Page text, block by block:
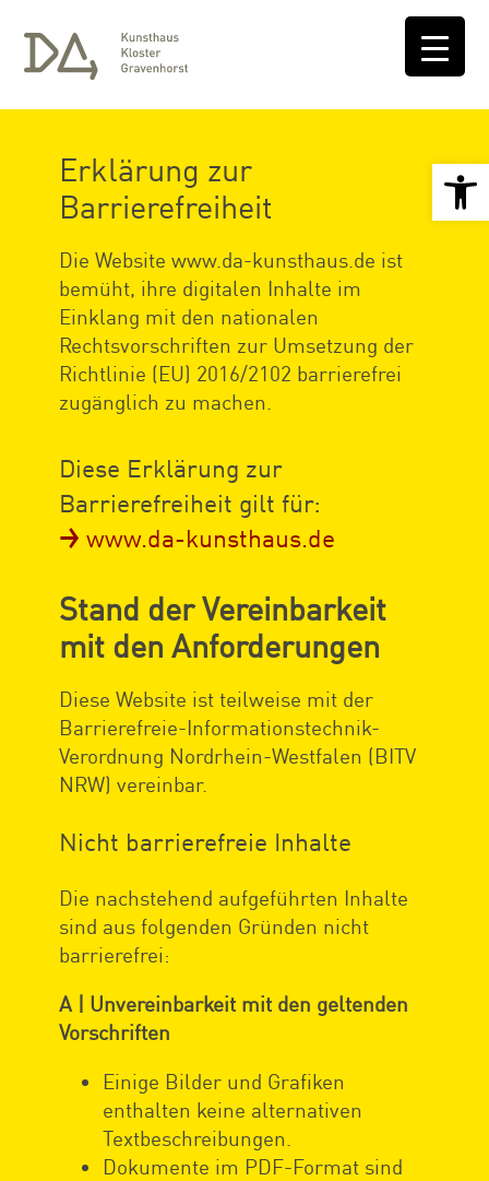
Erklärung zur
Barrierefreiheit
Die Website www.da-kunsthaus.de ist
bemüht, ihre digitalen Inhalte im
Einklang mit den nationalen
Rechtsvorschriften zur Umsetzung der
Richtlinie (EU) 2016/2102 barrierefrei
zugänglich zu machen.
Diese Erklärung zur
Barrierefreiheit gilt für:
www.da-kunsthaus.de
Stand der Vereinbarkeit
mit den Anforderungen
Diese Website ist teilweise mit der
Barrierefreie-Informationstechnik-
Verordnung Nordrhein-Westfalen (BITV
NRW) vereinbar.
Nicht barrierefreie Inhalte
Die nachstehend aufgeführten Inhalte
sind aus folgenden Gründen nicht
barrierefrei:
A | Unvereinbarkeit mit den geltenden
Vorschriften
Einige Bilder und Grafiken
enthalten keine alternativen
Textbeschreibungen.
Dokumente im PDF-Format sind